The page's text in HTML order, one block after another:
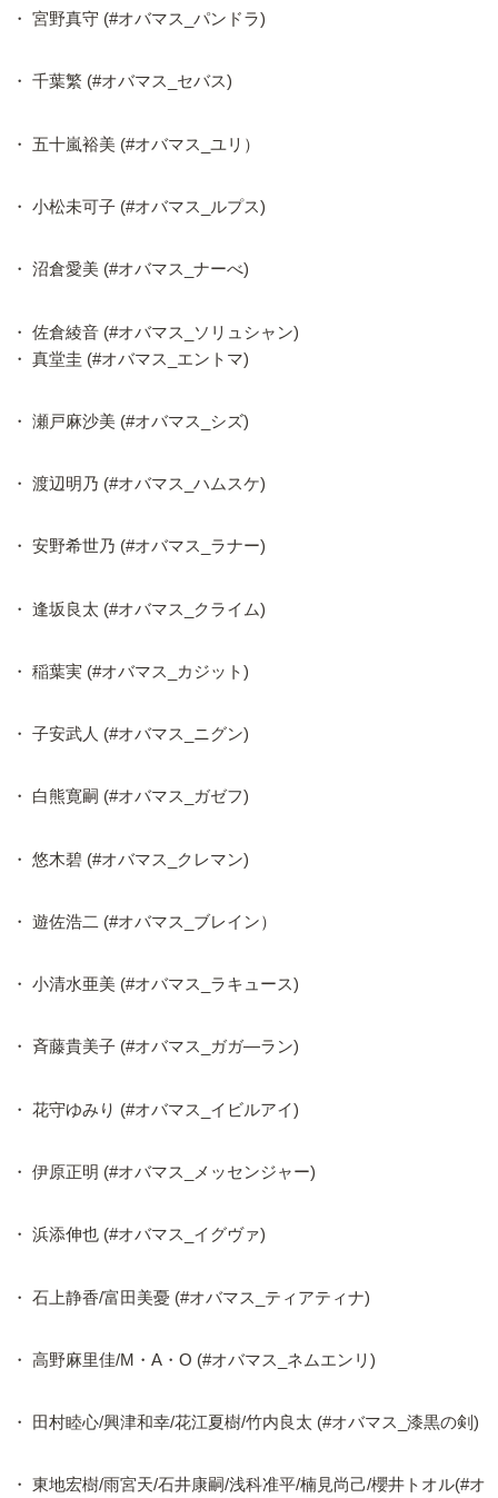
・ 宮野真守 (#オバマス_パンドラ)
・ 千葉繁 (#オバマス_セバス)
・ 五十嵐裕美 (#オバマス_ユリ）
・ 小松未可子 (#オバマス_ルプス)
・ 沼倉愛美 (#オバマス_ナーべ)
・ 佐倉綾音 (#オバマス_ソリュシャン)
・ 真堂圭 (#オバマス_エントマ)
・ 瀬戸麻沙美 (#オバマス_シズ)
・ 渡辺明乃 (#オバマス_ハムスケ)
・ 安野希世乃 (#オバマス_ラナー)
・ 逢坂良太 (#オバマス_クライム)
・ 稲葉実 (#オバマス_カジット)
・ 子安武人 (#オバマス_ニグン)
・ 白熊寛嗣 (#オバマス_ガゼフ)
・ 悠木碧 (#オバマス_クレマン)
・ 遊佐浩二 (#オバマス_ブレイン）
・ 小清水亜美 (#オバマス_ラキュース)
・ 斉藤貴美子 (#オバマス_ガガ―ラン)
・ 花守ゆみり (#オバマス_イビルアイ)
・ 伊原正明 (#オバマス_メッセンジャー)
・ 浜添伸也 (#オバマス_イグヴァ)
・ 石上静香/富田美憂 (#オバマス_ティアティナ)
・ 高野麻里佳/M・A・O (#オバマス_ネムエンリ)
・ 田村睦心/興津和幸/花江夏樹/竹内良太 (#オバマス_漆黒の剣)
・ 東地宏樹/雨宮天/石井康嗣/浅科准平/楠見尚己/櫻井トオル(#オ